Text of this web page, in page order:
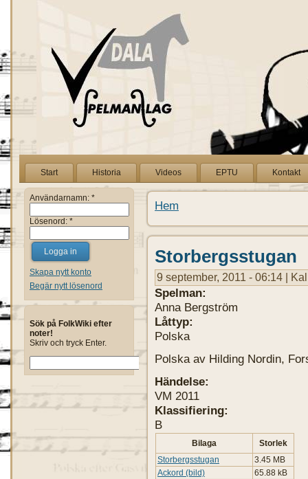
Start Historia Videos EPTU Kontakt
Användarnamn: *
Lösenord: *
Skapa nytt konto
Begär nytt lösenord
Sök på FolkWiki efter
noter!
Skriv och tryck Enter.
Hem
Storbergsstugan
9 september, 2011 - 06:14 |
Spelman:
Anna Bergström
Låttyp:
Polska
Polska av Hilding Nordin,
Händelse:
VM 2011
Klassifiering:
B
Bilaga
Storlek
Storbergsstugan
3.45 MB
Ackord (bild)
65.88 kB